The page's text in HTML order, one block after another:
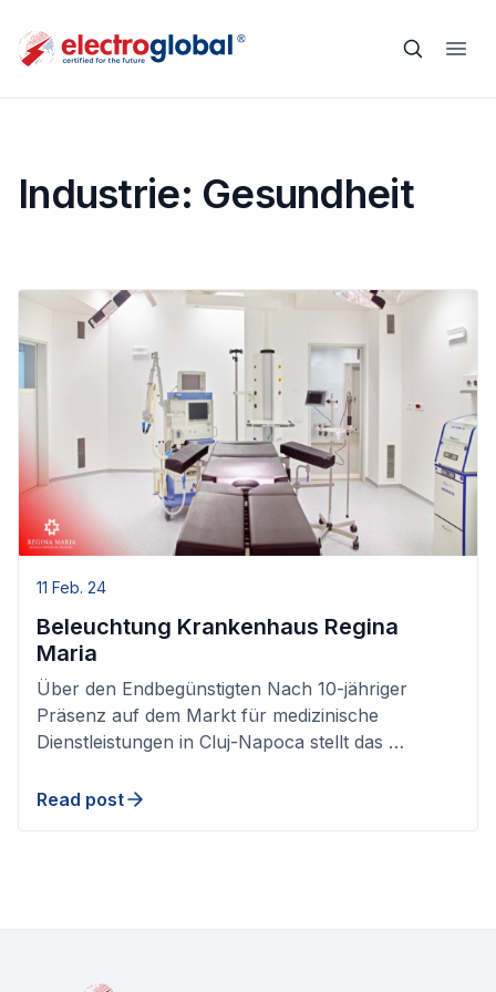
Industrie: Gesundheit
11 Feb. 24
Beleuchtung Krankenhaus Regina
Maria
Über den Endbegünstigten Nach 10-jähriger
Präsenz auf dem Markt für medizinische
Dienstleistungen in Cluj-Napoca stellt das …
Read post